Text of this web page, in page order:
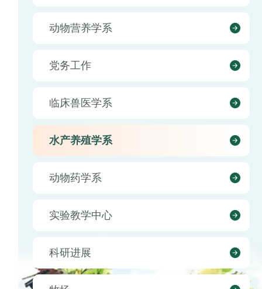
动物营养学系
党务工作
临床兽医学系
水产养殖学系
动物药学系
实验教学中心
科研进展